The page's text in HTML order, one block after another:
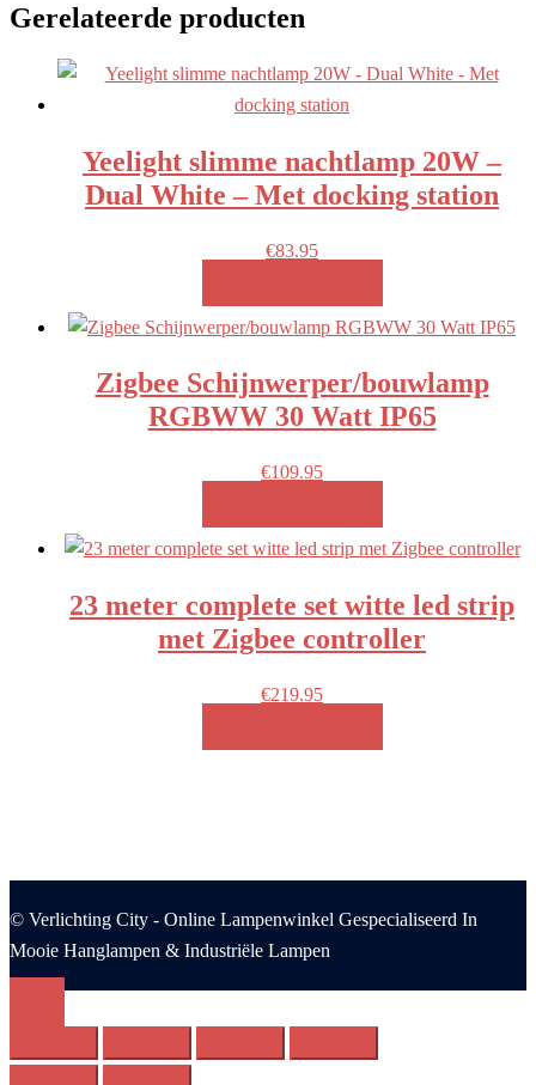
Gerelateerde producten
Yeelight slimme nachtlamp 20W –
Dual White – Met docking station
€83.95
Zigbee Schijnwerper/bouwlamp
RGBWW 30 Watt IP65
€109.95
23 meter complete set witte led strip
met Zigbee controller
€219.95
© Verlichting City - Online Lampenwinkel Gespecialiseerd In
Mooie Hanglampen & Industriële Lampen